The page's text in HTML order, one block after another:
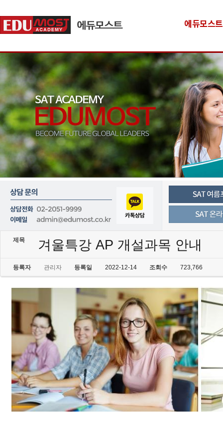
에듀모스
제목 겨울특강 AP 개설과목 안내
등록자 관리자 등록일 2022-12-14 조회수 723,766